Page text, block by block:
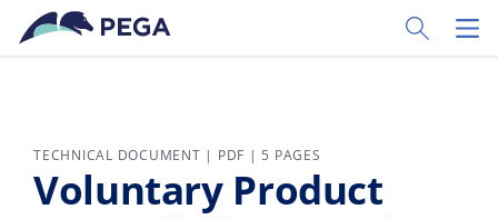
Passer directement au contenu principal
Toggle
TECHNICAL DOCUMENT | PDF | 5 PAGES
Voluntary Product